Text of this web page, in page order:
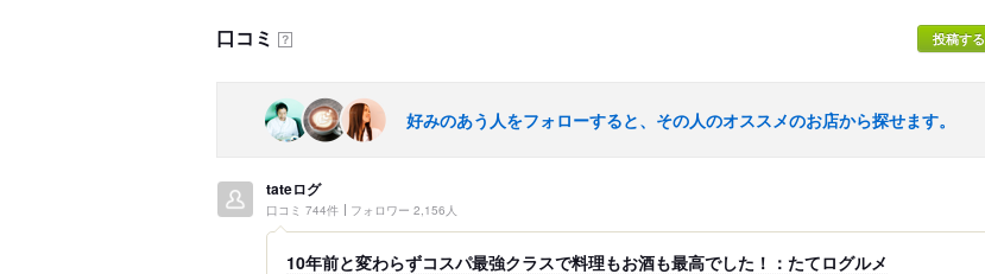
口コミ ？ 投稿する
好みのあう人をフォローすると、その人のオススメのお店から探せます。
tateログ
口コミ 744件 フォロワー 2,156人
10年前と変わらずコスパ最強クラスで料理もお酒も最高でした！：たてログルメ